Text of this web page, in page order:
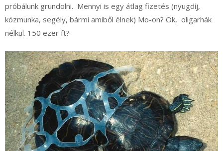
próbálunk grundolni. Mennyi is egy átlag fizetés (nyugdíj,
közmunka, segély, bármi amiből élnek) Mo-on? Ok, oligarhák
nélkül. 150 ezer ft?